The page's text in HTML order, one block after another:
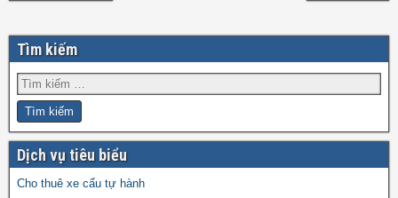
Tìm kiếm
Dịch vụ tiêu biểu
Cho thuê xe cẩu tự hành